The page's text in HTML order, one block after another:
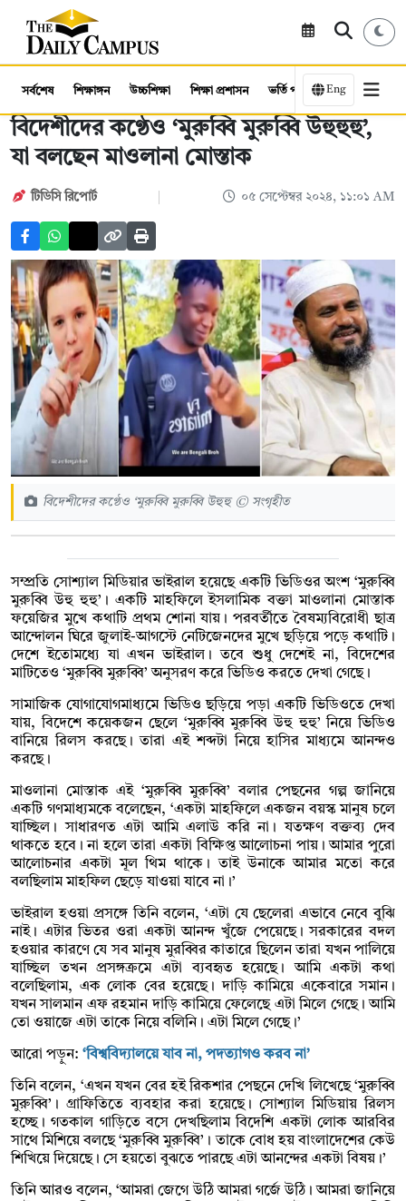
সর্বশেষ শিক্ষাঙ্গন উচ্চশিক্ষা শিক্ষা প্রশাসন ভর্তি পরীক্ষা কর্মসংস্থান
Eng
বিদেশীদের কণ্ঠেও ‘মুরুব্বি মুরুব্বি উহুহুহু’,
যা বলছেন মাওলানা মোস্তাক
টিডিসি রিপোর্ট ০৫ সেপ্টেম্বর ২০২৪, ১১:০১ AM
বিদেশীদের কণ্ঠেও ‘মুরুব্বি মুরুব্বি উহুহু © সংগৃহীত
সম্প্রতি সোশ্যাল মিডিয়ার ভাইরাল হয়েছে একটি ভিডিওর অংশ ‘মুরুব্বি
মুরুব্বি উহু হুহু’। একটি মাহফিলে ইসলামিক বক্তা মাওলানা মোস্তাক
ফয়েজির মুখে কথাটি প্রথম শোনা যায়। পরবর্তীতে বৈষম্যবিরোধী ছাত্র
আন্দোলন ঘিরে জুলাই-আগস্টে নেটিজেনদের মুখে ছড়িয়ে পড়ে কথাটি।
দেশে ইতোমধ্যে যা এখন ভাইরাল। তবে শুধু দেশেই না, বিদেশের
মাটিতেও ‘মুরুব্বি মুরুব্বি’ অনুসরণ করে ভিডিও করতে দেখা গেছে।
সামাজিক যোগাযোগমাধ্যমে ভিডিও ছড়িয়ে পড়া একটি ভিডিওতে দেখা
যায়, বিদেশে কয়েকজন ছেলে ‘মুরুব্বি মুরুব্বি উহু হুহু’ নিয়ে ভিডিও
বানিয়ে রিলস করছে। তারা এই শব্দটা নিয়ে হাসির মাধ্যমে আনন্দও
করছে।
মাওলানা মোস্তাক এই ‘মুরুব্বি মুরুব্বি’ বলার পেছনের গল্প জানিয়ে
একটি গণমাধ্যমকে বলেছেন, ‘একটা মাহফিলে একজন বয়স্ক মানুষ চলে
যাচ্ছিল। সাধারণত এটা আমি এলাউ করি না। যতক্ষণ বক্তব্য দেব
থাকতে হবে। না হলে তারা একটা বিক্ষিপ্ত আলোচনা পায়। আমার পুরো
আলোচনার একটা মূল থিম থাকে। তাই উনাকে আমার মতো করে
বলছিলাম মাহফিল ছেড়ে যাওয়া যাবে না।’
ভাইরাল হওয়া প্রসঙ্গে তিনি বলেন, ‘এটা যে ছেলেরা এভাবে নেবে বুঝি
নাই। এটার ভিতর ওরা একটা আনন্দ খুঁজে পেয়েছে। সরকারের বদল
হওয়ার কারণে যে সব মানুষ মুরব্বির কাতারে ছিলেন তারা যখন পালিয়ে
যাচ্ছিল তখন প্রসঙ্গক্রমে এটা ব্যবহৃত হয়েছে। আমি একটা কথা
বলেছিলাম, এক লোক বের হয়েছে। দাড়ি কামিয়ে একেবারে সমান।
যখন সালমান এফ রহমান দাড়ি কামিয়ে ফেলেছে এটা মিলে গেছে। আমি
তো ওয়াজে এটা তাকে নিয়ে বলিনি। এটা মিলে গেছে।’
আরো পড়ুন: ‘বিশ্ববিদ্যালয়ে যাব না, পদত্যাগও করব না’
তিনি বলেন, ‘এখন যখন বের হই রিকশার পেছনে দেখি লিখেছে ‘মুরুব্বি
মুরুব্বি’। গ্রাফিতিতে ব্যবহার করা হয়েছে। সোশ্যাল মিডিয়ায় রিলস
হচ্ছে। গতকাল গাড়িতে বসে দেখছিলাম বিদেশি একটা লোক আরবির
সাথে মিশিয়ে বলছে ‘মুরুব্বি মুরুব্বি’। তাকে বোধ হয় বাংলাদেশের কেউ
শিখিয়ে দিয়েছে। সে হয়তো বুঝতে পারছে এটা আনন্দের একটা বিষয়।’
তিনি আরও বলেন, ‘আমরা জেগে উঠি আমরা গর্জে উঠি। আমরা জানিয়ে